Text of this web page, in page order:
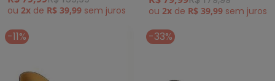
ou 2x de R$ 39,99 sem juros ou 2x de R$ 39,99 sem juros
-11% -33%